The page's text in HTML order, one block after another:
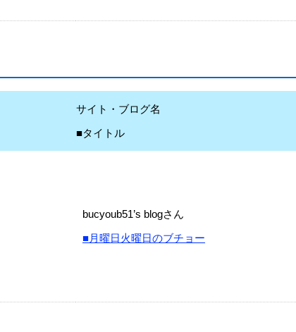
サイト・ブログ名
■タイトル
bucyoub51’s blogさん
■月曜日火曜日のブチョー